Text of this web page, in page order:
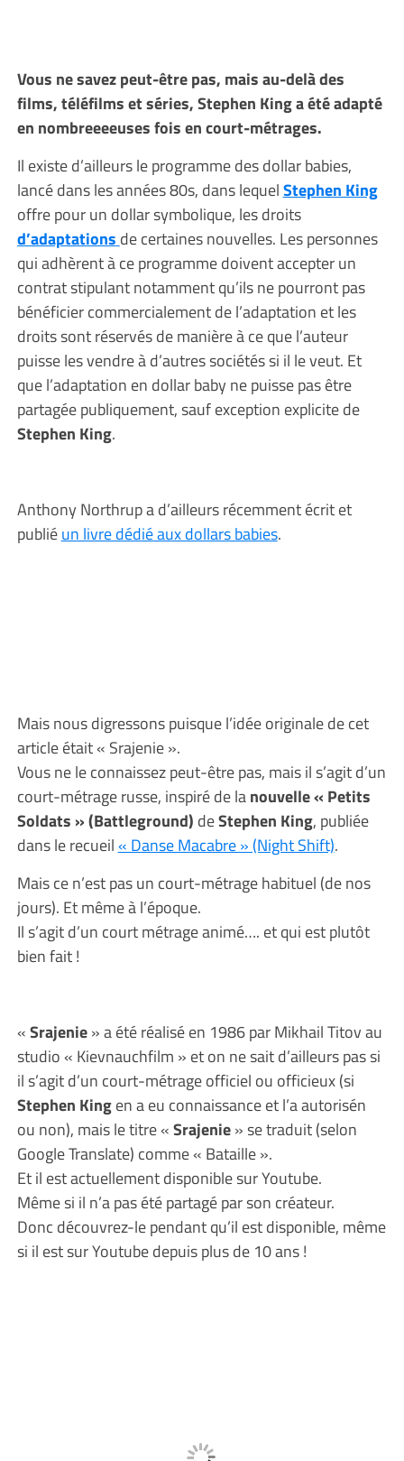
Vous ne savez peut-être pas, mais au-delà des
films, téléfilms et séries, Stephen King a été adapté
en nombreeeeuses fois en court-métrages.
Il existe d’ailleurs le programme des dollar babies,
lancé dans les années 80s, dans lequelStephen King
offre pour un dollar symbolique, les droits
d’adaptations de certaines nouvelles. Les personnes
qui adhèrent à ce programme doivent accepter un
contrat stipulant notamment qu’ils ne pourront pas
bénéficier commercialement de l’adaptation et les
droits sont réservés de manière à ce que l’auteur
puisse les vendre à d’autres sociétés si il le veut. Et
que l’adaptation en dollar baby ne puisse pas être
partagée publiquement, sauf exception explicite de
Stephen King.
Anthony Northrup a d’ailleurs récemment écrit et
publiéun livre dédié aux dollars babies.
Mais nous digressons puisque l’idée originale de cet
article était « Srajenie ».
Vous ne le connaissez peut-être pas, mais il s’agit d’un
court-métrage russe, inspiré de lanouvelle « Petits
Soldats » (Battleground) deStephen King, publiée
dans le recueil« Danse Macabre » (Night Shift).
Mais ce n’est pas un court-métrage habituel (de nos
jours). Et même à l’époque.
Il s’agit d’un court métrage animé…. et qui est plutôt
bien fait !
«Srajenie» a été réalisé en 1986 par Mikhail Titov au
studio « Kievnauchfilm » et on ne sait d’ailleurs pas si
il s’agit d’un court-métrage officiel ou officieux (si
Stephen Kingen a eu connaissance et l’a autorisén
ou non), mais le titre «Srajenie» se traduit (selon
Google Translate) comme « Bataille ».
Et il est actuellement disponible sur Youtube.
Même si il n’a pas été partagé par son créateur.
Donc découvrez-le pendant qu’il est disponible, même
si il est sur Youtube depuis plus de 10 ans !